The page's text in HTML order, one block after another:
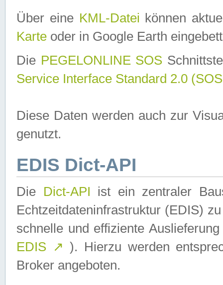
Über eine KML-Datei können
Karte oder in Google Earth
Die PEGELONLINE SOS
Service Interface Standard 2.0
Diese Daten werden auch zur
genutzt.
EDIS Dict-API
Die Dict-API ist ein zentraler
Echtzeitdateninfrastruktur (EDIS)
schnelle und effiziente
EDIS ↗ ). Hierzu werden
Broker angeboten.